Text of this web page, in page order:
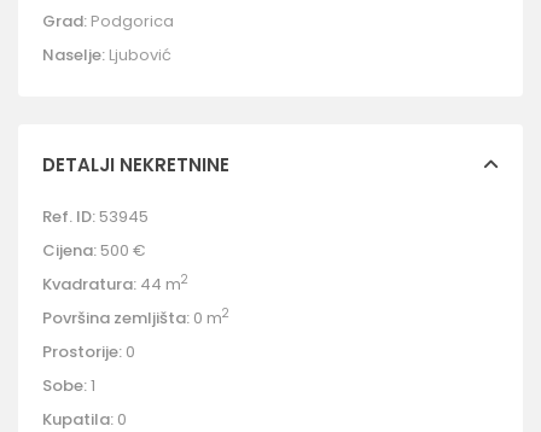
Grad: Podgorica
Naselje: Ljubović
DETALJI NEKRETNINE
Ref. ID: 53945
Cijena: 500 €
Kvadratura: 44 m2
Površina zemljišta: 0 m2
Prostorije: 0
Sobe:1
Kupatila: 0